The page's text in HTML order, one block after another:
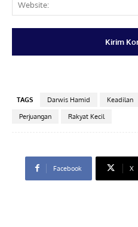
TAGS Darwis Hamid Keadilan
Perjuangan
Rakyat Kecil
Facebook X